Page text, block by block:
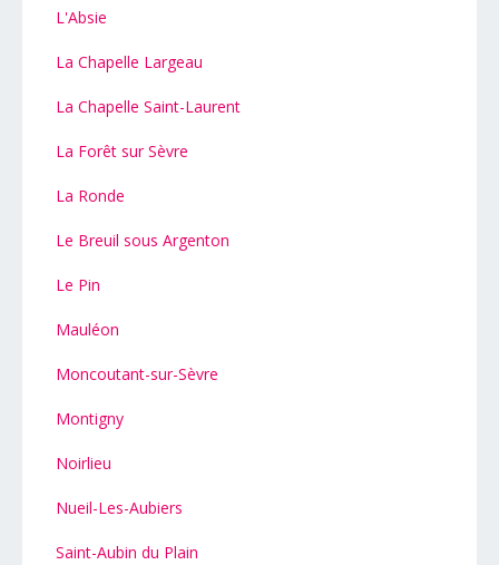
L'Absie
La Chapelle Largeau
La Chapelle Saint-Laurent
La Forêt sur Sèvre
La Ronde
Le Breuil sous Argenton
Le Pin
Mauléon
Moncoutant-sur-Sèvre
Montigny
Noirlieu
Nueil-Les-Aubiers
Saint-Aubin du Plain